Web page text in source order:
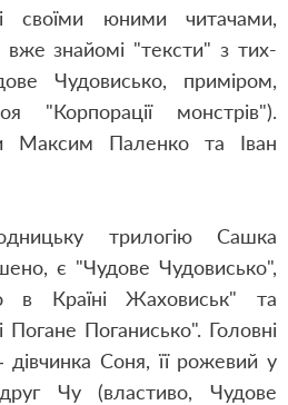
своїми юними читачами,
вже знайомі "тексти" з тих-
Чудовисько, приміром,
"Корпорації монстрів").
Максим Паленко та Іван
трилогію Сашка
є "Чудове Чудовисько",
в Країні Жаховиськ" та
Погане Поганисько". Головні
дівчинка Соня, її рожевий у
Чу (властиво, Чудове